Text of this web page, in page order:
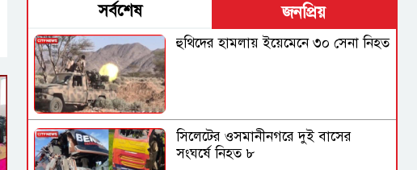
সর্বশেষ জনপ্রিয়
হুথিদের হামলায় ইয়েমেনে ৩০ সেনা নিহত
সিলেটের ওসমানীনগরে দুই বাসের
সংঘর্ষে নিহত ৮